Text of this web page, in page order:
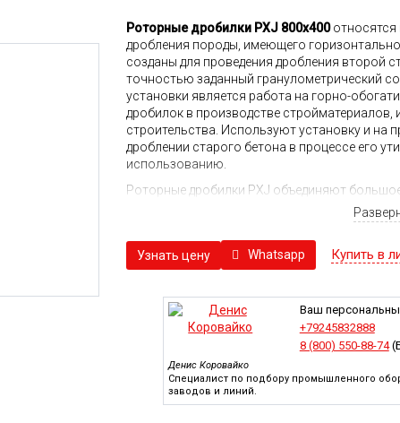
Роторные дробилки PXJ 800х400относятся
дробления породы, имеющего
созданы для проведения дробления второй
точностью заданный гранулометрический
установки является работа на горно-
дробилок в производстве
строительства. Используют установку и на
дроблении старого бетона в процессе его
использованию.
Роторные дробилки PXJ объединяют
но различной производительностью и
дробления. Гидравлическое открытие
работ, а крепление ударных молотов
ударных пластин допускается в двух
застревания.
За счет наличия значительной
больших сил на исходный материал, в
фрагменты.
Узнать цену Whatsapp Купить в
Ваш
+79245832888
8 (800) 550-88-74
Денис Коровайко
Специалист по подбору промышленного
заводов и линий.